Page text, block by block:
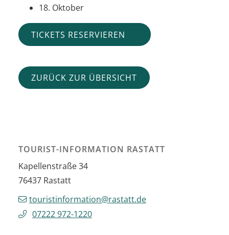
18. Oktober
TICKETS RESERVIEREN
ZURÜCK ZUR ÜBERSICHT
TOURIST-INFORMATION RASTATT
Kapellenstraße 34
76437 Rastatt
touristinformation@rastatt.de
07222 972-1220